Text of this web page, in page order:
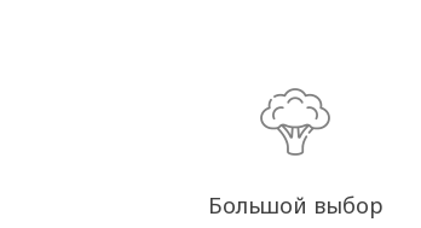
Большой выбор